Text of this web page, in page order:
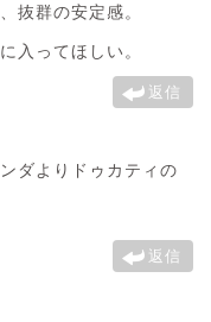
抜群の安定感。
入ってほしい。
返信
ダよりドゥカティの
返信